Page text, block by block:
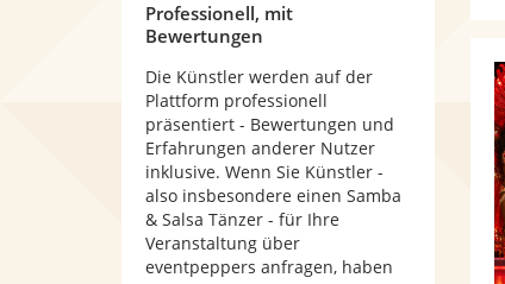
Professionell, mit
Bewertungen
Die Künstler werden auf der
Plattform professionell
präsentiert - Bewertungen und
Erfahrungen anderer Nutzer
inklusive. Wenn Sie Künstler -
also insbesondere einen Samba
& Salsa Tänzer - für Ihre
Veranstaltung über
eventpeppers anfragen, haben